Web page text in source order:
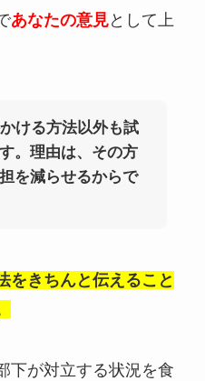
あなたの意見として上
ける方法以外も試
。理由は、その方
を減らせるからで
をきちんと伝えること
下が対立する状況を食